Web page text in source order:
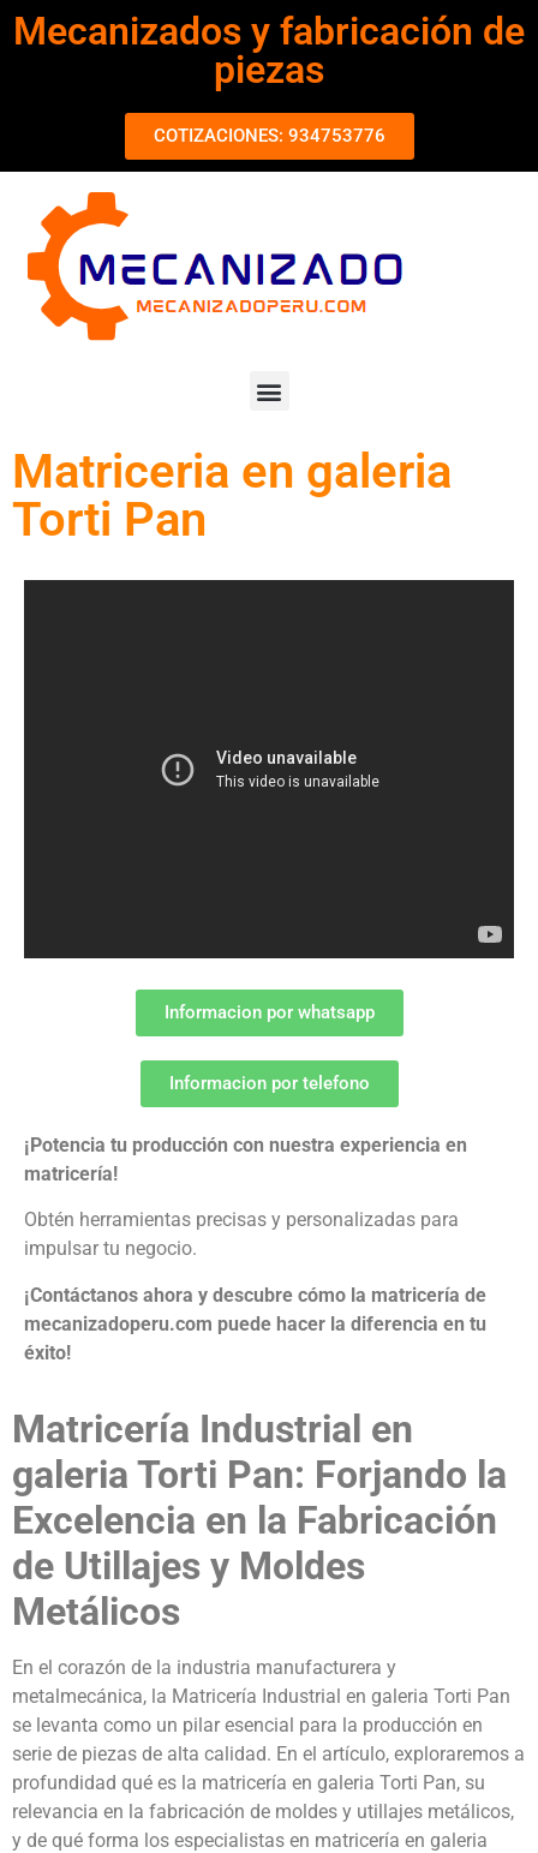
Mecanizados y fabricación de
piezas
COTIZACIONES: 934753776
Matriceria en galeria
Torti Pan
Informacion por whatsapp
Informacion por telefono
¡Potencia tu producción con nuestra experiencia en
matricería!
Obtén herramientas precisas y personalizadas para
impulsar tu negocio.
¡Contáctanos ahora y descubre cómo la matricería de
mecanizadoperu.com puede hacer la diferencia en tu
éxito!
Matricería Industrial en
galeria Torti Pan: Forjando la
Excelencia en la Fabricación
de Utillajes y Moldes
Metálicos
En el corazón de la industria manufacturera y
metalmecánica, la Matricería Industrial en galeria Torti Pan
se levanta como un pilar esencial para la producción en
serie de piezas de alta calidad. En el artículo, exploraremos a
profundidad qué es la matricería en galeria Torti Pan, su
relevancia en la fabricación de moldes y utillajes metálicos,
y de qué forma los especialistas en matricería en galeria